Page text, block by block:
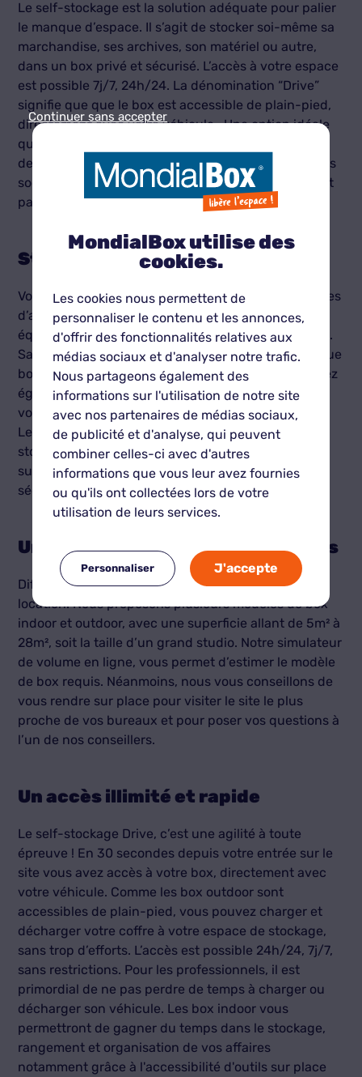
Le self-stockage est la solution adéquate pour palier
le manque d’espace. Il s’agit de stocker soi-même sa
marchandise, ses archives, son matériel ou autre,
dans un box privé et sécurisé. L’accès à votre espace
est possible 7j/7, 24h/24. La dénomination “Drive”
signifie que que le box est accessible de plain-pied,
directement avec votre véhicule. Une option idéale
quand on doit charger ou décharger du matériel ou
des affaires lourdes. Attention néanmoins, toutes les
sociétés spécialisées dans le stockage ne proposent
pas ce service.
Stockez toutes vos affaires
Vous pouvez stocker au sein de nos box toutes sortes
d’affaires : mobilier, archives, marchandises sèches,
équipements informatiques, électronique, mobilier...
Sans craindre qu’elles soient endommagées ! Chaque
box est à l’abri de la lumière et étanche. Vous pouvez
également y installer des rayonnages pour faciliter
votre organisation et l’entreposage de vos produits.
Le box fait office d’arrière-boutique ou de local de
stockage sans les contraintes courantes : petite
superficie, pièce mal agencée, problèmes de
sécurité…
Un box à la mesure des vos besoins
Différentestailles de boxsont disponibles à la
location. Nous proposons plusieurs modèles de box
indoor et outdoor, avec une superficie allant de 5m² à
28m², soit la taille d’un grand studio. Notre simulateur
de volume en ligne, vous permet d’estimer le modèle
de box requis. Néanmoins, nous vous conseillons de
vous rendre sur place pour visiter le site le plus
proche de vos bureaux et pour poser vos questions à
l’un de nos conseillers.
Un accès illimité et rapide
Le self-stockage Drive, c’est une agilité à toute
épreuve ! En 30 secondes depuis votre entrée sur le
site vous avez accès à votre box, directement avec
votre véhicule. Comme les box outdoor sont
accessibles de plain-pied, vous pouvez charger et
décharger votre coffre à votre espace de stockage,
sans trop d’efforts. L’accès est possible 24h/24, 7j/7,
sans restrictions. Pour les professionnels, il est
primordial de ne pas perdre de temps à charger ou
décharger son véhicule. Les box indoor vous
permettront de gagner du temps dans le stockage,
rangement et organisation de vos affaires
notamment grâce à l'accessibilité d'outils sur place
Continuer sans accepter
MondialBox utilise des
cookies.
Les cookies nous permettent de
personnaliser le contenu et les annonces,
d'offrir des fonctionnalités relatives aux
médias sociaux et d'analyser notre trafic.
Nous partageons également des
informations sur l'utilisation de notre site
avec nos partenaires de médias sociaux,
de publicité et d'analyse, qui peuvent
combiner celles-ci avec d'autres
informations que vous leur avez fournies
ou qu'ils ont collectées lors de votre
utilisation de leurs services.
Personnaliser J'accepte